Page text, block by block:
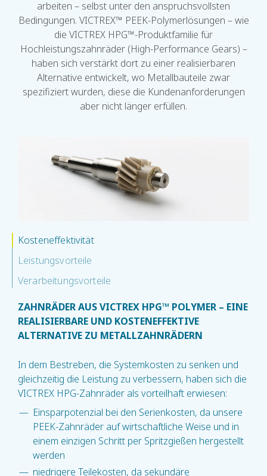
arbeiten – selbst unter den anspruchsvollsten
Bedingungen. VICTREX™ PEEK-Polymerlösungen – wie
die VICTREX HPG™-Produktfamilie für
Hochleistungszahnräder (High-Performance Gears) –
haben sich verstärkt dort zu einer realisierbaren
Alternative entwickelt, wo Metallbauteile zwar
spezifiziert wurden, diese die Kundenanforderungen
aber nicht länger erfüllen.
Kosteneffektivität
Leistungsvorteile
Verarbeitungsvorteile
ZAHNRÄDER AUS VICTREX HPG™ POLYMER – EINE
REALISIERBARE UND KOSTENEFFEKTIVE
ALTERNATIVE ZU METALLZAHNRÄDERN
In dem Bestreben, die Systemkosten zu senken und
gleichzeitig die Leistung zu verbessern, haben sich die
VICTREX HPG-Zahnräder als vorteilhaft erwiesen:
Einsparpotenzial bei den Serienkosten, da unsere
PEEK-Zahnräder auf wirtschaftliche Weise und in
einem einzigen Schritt per Spritzgießen hergestellt
werden
niedrigere Teilekosten, da sekundäre